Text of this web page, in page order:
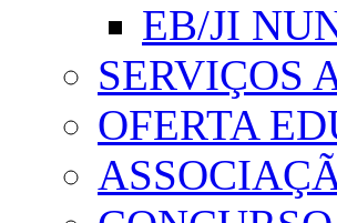
EB/JI
SERVIÇOS
OFERTA